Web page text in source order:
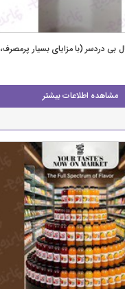
بی دردسر (با مزایای بسیار
مشاهده اطلاعات بیشتر